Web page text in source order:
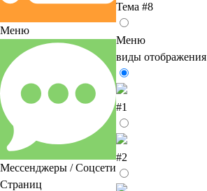
Меню
Мессенджеры / Соцсети
Страниц
Тема #8
Меню
виды отображения
#1
#2